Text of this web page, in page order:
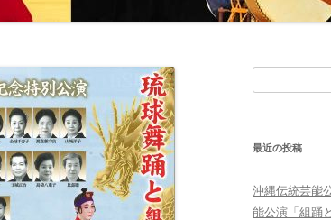
最近の投稿
沖縄伝統芸能
能公演「組踊